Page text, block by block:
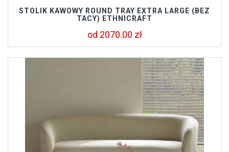
STOLIK KAWOWY ROUND TRAY EXTRA LARGE (BEZ
TACY) ETHNICRAFT
od 2070.00 zł